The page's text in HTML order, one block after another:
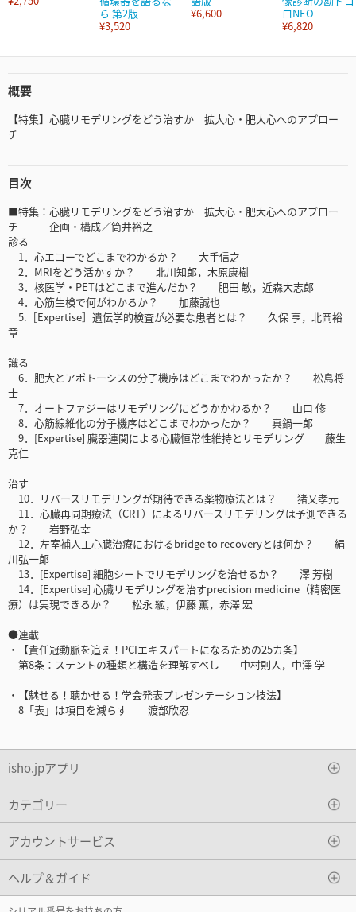
ら 第2版
¥3,520
¥6,600
ロNEO
¥6,820
概要
【特集】心臓リモデリングをどう治すか 拡大心・肥大心へのアプロー
チ
目次
■特集：心臓リモデリングをどう治すか─拡大心・肥大心へのアプロー
チ─ 企画・構成／筒井裕之
診る
1．心エコーでどこまでわかるか？ 大手信之
2．MRIをどう活かすか？ 北川知郎，木原康樹
3．核医学・PETはどこまで進んだか？ 肥田 敏，近森大志郎
4．心筋生検で何がわかるか？ 加藤誠也
5.［Expertise］遺伝学的検査が必要な患者とは？ 久保 亨，北岡裕
章
識る
6．肥大とアポトーシスの分子機序はどこまでわかったか？ 松島将
士
7．オートファジーはリモデリングにどうかかわるか？ 山口 修
8．心筋線維化の分子機序はどこまでわかったか？ 真鍋一郎
9．[Expertise] 臓器連関による心臓恒常性維持とリモデリング 藤生
克仁
治す
10．リバースリモデリングが期待できる薬物療法とは？ 猪又孝元
11．心臓再同期療法（CRT）によるリバースリモデリングは予測できる
か？ 岩野弘幸
12．左室補人工心臓治療におけるbridge to recoveryとは何か？ 絹
川弘一郎
13．[Expertise] 細胞シートでリモデリングを治せるか？ 澤 芳樹
14．[Expertise] 心臓リモデリングを治すprecision medicine（精密医
療）は実現できるか？ 松永 絋，伊藤 薫，赤澤 宏
●連載
・【責任冠動脈を追え！PCIエキスパートになるための25カ条】
第8条：ステントの種類と構造を理解すべし 中村則人，中澤 学
・【魅せる！聴かせる！学会発表プレゼンテーション技法】
8「表」は項目を減らす 渡部欣忍
isho.jpアプリ
カテゴリー
アカウントサービス
ヘルプ＆ガイド